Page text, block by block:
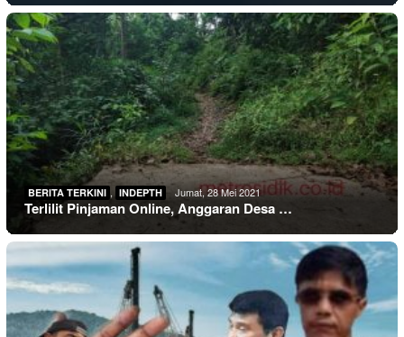
BERITA TERKINI , INDEPTH Jumat, 28 Mei 2021
Terlilit Pinjaman Online, Anggaran Desa …